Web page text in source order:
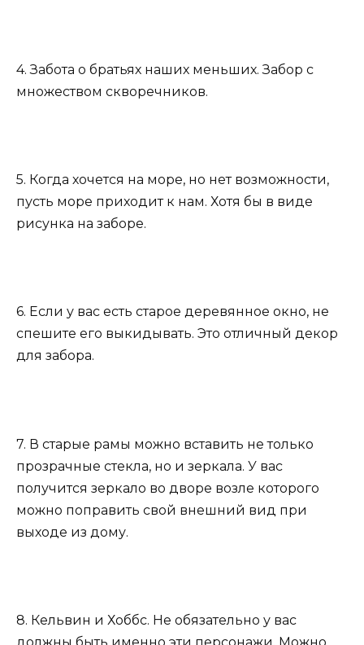
4. Забота о братьях наших меньших. Забор с
множеством скворечников.
5. Когда хочется на море, но нет возможности,
пусть море приходит к нам. Хотя бы в виде
рисунка на заборе.
6. Если у вас есть старое деревянное окно, не
спешите его выкидывать. Это отличный декор
для забора.
7. В старые рамы можно вставить не только
прозрачные стекла, но и зеркала. У вас
получится зеркало во дворе возле которого
можно поправить свой внешний вид при
выходе из дому.
8. Кельвин и Хоббс. Не обязательно у вас